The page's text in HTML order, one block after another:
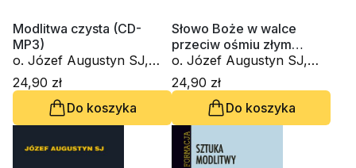
Modlitwa czysta (CD-
MP3)
o. Józef Augustyn SJ,
Piotr Słabek
24,90 zł
Do koszyka
Słowo Boże w walce
przeciw ośmiu złym
myślom (CD-MP3)
o. Józef Augustyn SJ,
Leon Nieścior OMI
24,90 zł
Do koszyka